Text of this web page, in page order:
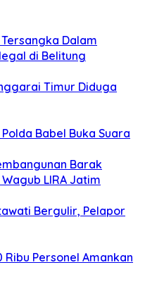
Dalam
di Belitung
Timur Diduga
Babel Buka Suara
Barak
LIRA Jatim
Bergulir, Pelapor
Personel Amankan